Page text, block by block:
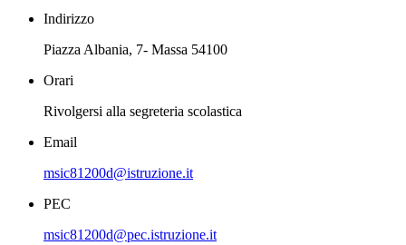
Indirizzo
Piazza Albania, 7- Massa 54100
Orari
Rivolgersi alla segreteria scolastica
Email
msic81200d@istruzione.it
PEC
msic81200d@pec.istruzione.it